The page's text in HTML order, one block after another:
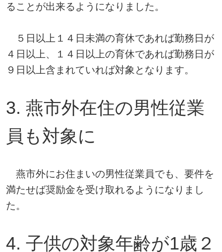
ることが出来るようになりました。
５日以上１４日未満の育休であれば勤務日が
４日以上、１４日以上の育休であれば勤務日が
９日以上含まれていれば対象となります。
3. 燕市外在住の男性従業
員も対象に
燕市外にお住まいの男性従業員でも、要件を
満たせば奨励金を受け取れるようになりまし
た。
4. 子供の対象年齢が1歳２